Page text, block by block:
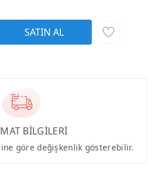
BİLGİLERİ
göre değişkenlik gösterebilir.